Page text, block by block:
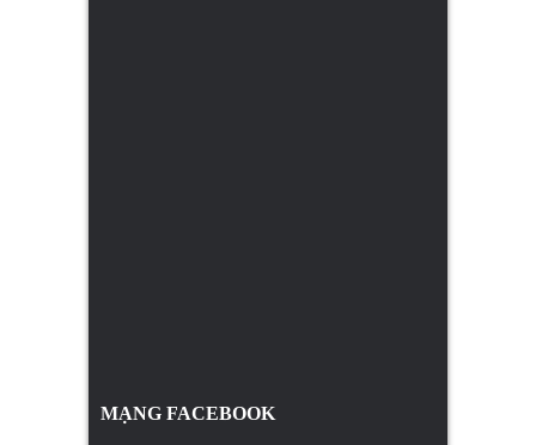
MẠNG FACEBOOK